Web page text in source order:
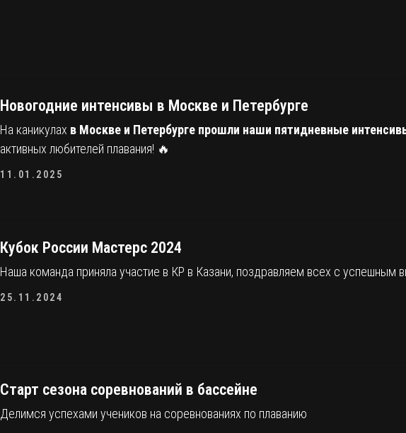
Новогодние интенсивы в Москве и Петербурге
На каникулах в Москве и Петербурге прошли наши пятидневные
активных любителей плавания! 🔥
11.01.2025
Кубок России Мастерс 2024
Наша команда приняла участие в КР в Казани, поздравляем всех с успешным
25.11.2024
Старт сезона соревнований в бассейне
Делимся успехами учеников на соревнованиях по плаванию